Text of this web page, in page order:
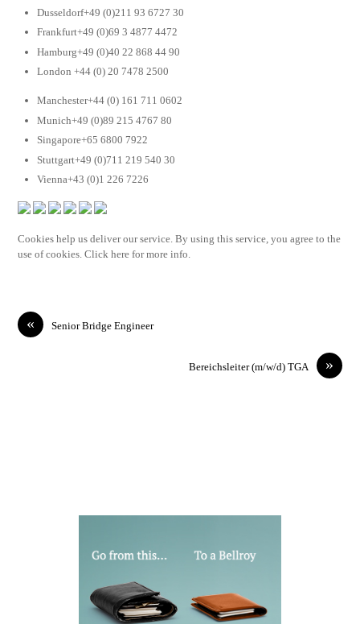
Dusseldorf+49 (0)211 93 6727 30
Frankfurt+49 (0)69 3 4877 4472
Hamburg+49 (0)40 22 868 44 90
London +44 (0) 20 7478 2500
Manchester+44 (0) 161 711 0602
Munich+49 (0)89 215 4767 80
Singapore+65 6800 7922
Stuttgart+49 (0)711 219 540 30
Vienna+43 (0)1 226 7226
Cookies help us deliver our service. By using this service, you agree to the
use of cookies. Click here for more info.
« Senior Bridge Engineer
»
Bereichsleiter (m/w/d) TGA